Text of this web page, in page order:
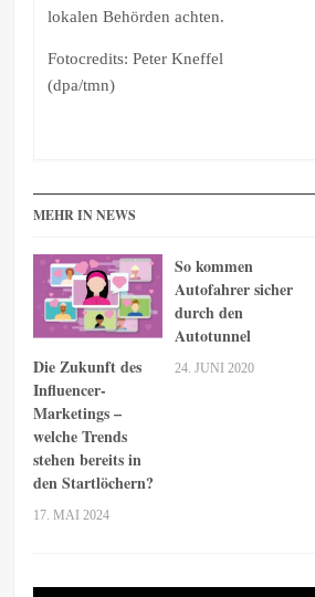
lokalen Behörden achten.
Fotocredits: Peter Kneffel
(dpa/tmn)
MEHR IN NEWS
Die Zukunft des
Influencer-
Marketings –
welche Trends
stehen bereits in
den Startlöchern?
17. MAI 2024
So kommen
Autofahrer sicher
durch den
Autotunnel
24. JUNI 2020